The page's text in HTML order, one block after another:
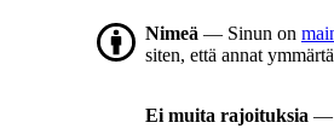
Nimeä — Sinun on
siten, että annat
Ei muita rajoituksia —